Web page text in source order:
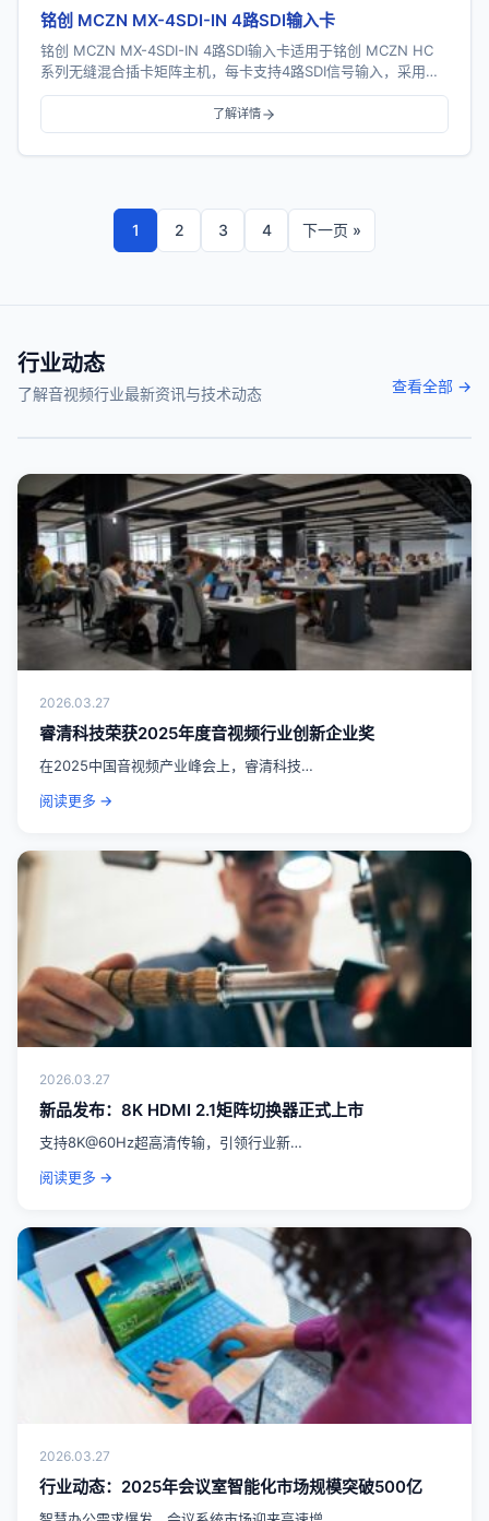
铭创 MCZN MX-4SDI-IN 4路SDI输入卡
铭创 MCZN MX-4SDI-IN 4路SDI输入卡适用于铭创 MCZN HC
系列无缝混合插卡矩阵主机，每卡支持4路SDI信号输入，采用一
卡四路插卡式结构，...
了解详情
1 2 3 4 下一页 »
行业动态
了解音视频行业最新资讯与技术动态 查看全部 →
2026.03.27
睿清科技荣获2025年度音视频行业创新企业奖
在2025中国音视频产业峰会上，睿清科技…
阅读更多 →
2026.03.27
新品发布：8K HDMI 2.1矩阵切换器正式上市
支持8K@60Hz超高清传输，引领行业新…
阅读更多 →
2026.03.27
行业动态：2025年会议室智能化市场规模突破500亿